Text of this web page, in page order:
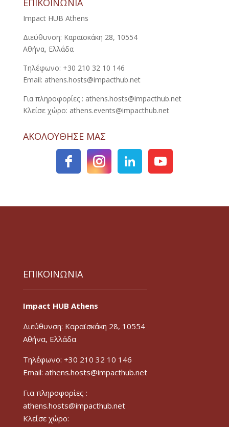
ΕΠΙΚΟΙΝΩΝΙΑ
Impact HUB Athens
Διεύθυνση: Καραϊσκάκη 28, 10554
Αθήνα, Ελλάδα
Τηλέφωνο: +30 210 32 10 146
Email: athens.hosts@impacthub.net
Για πληροφορίες : athens.hosts@impacthub.net
Κλείσε χώρο: athens.events@impacthub.net
ΑΚΟΛΟΥΘΗΣΕ ΜΑΣ
ΕΠΙΚΟΙΝΩΝΙΑ
Impact HUB Athens
Διεύθυνση: Καραϊσκάκη 28, 10554
Αθήνα, Ελλάδα
Τηλέφωνο: +30 210 32 10 146
Email: athens.hosts@impacthub.net
Για πληροφορίες :
athens.hosts@impacthub.net
Κλείσε χώρο: